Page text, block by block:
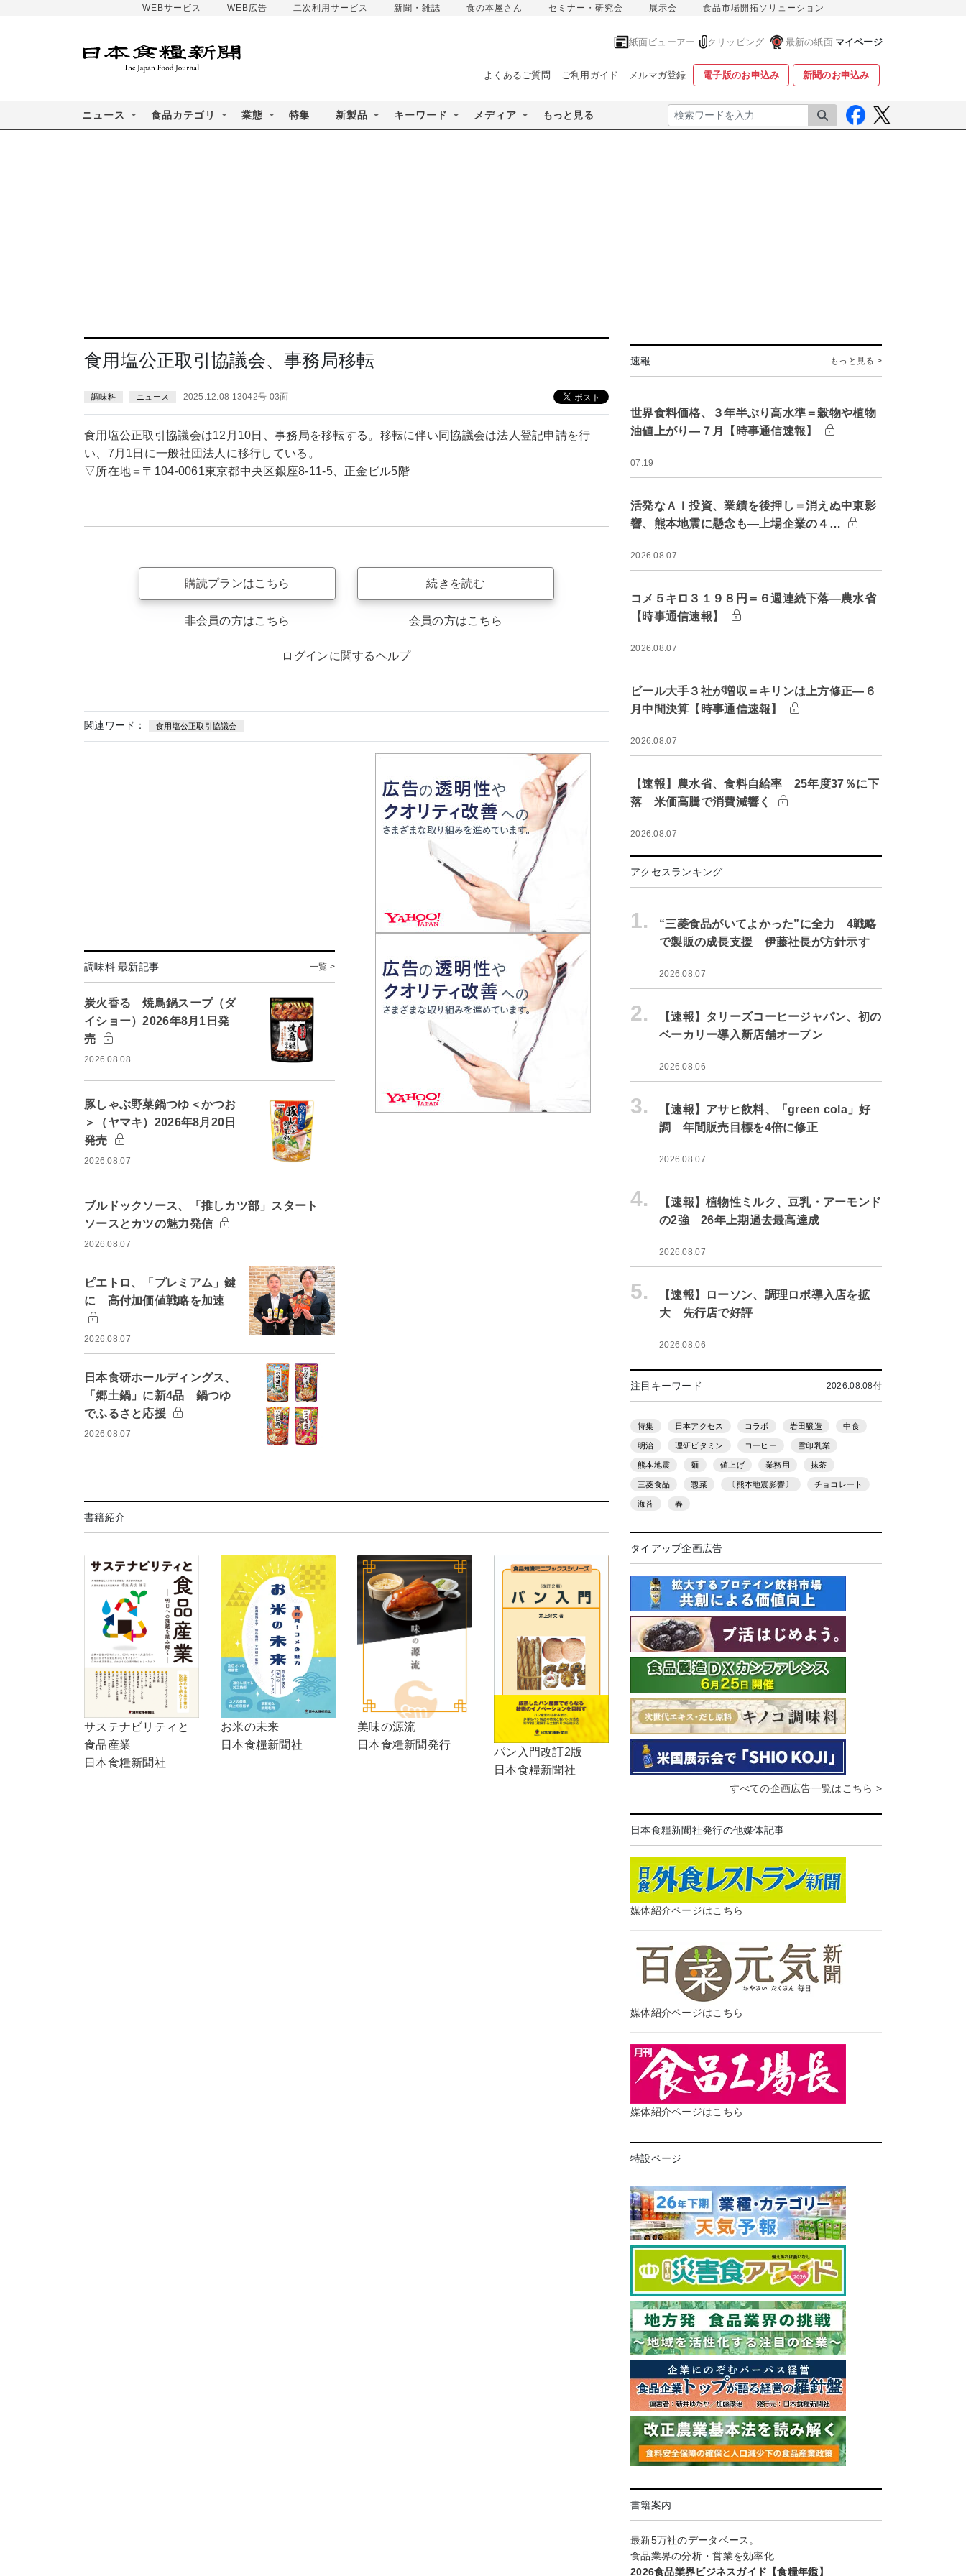
WEBサービス WEB広告 二次利用サービス 新聞・雑誌 食の本屋さん セミナー・研究会 展示会 食品市場開拓ソリューション
紙面ビューアー クリッピング 最新の紙面 マイページ
よくあるご質問 ご利用ガイド メルマガ登録 電子版のお申込み 新聞のお申込み
ニュース 食品カテゴリ 業態 特集 新製品 キーワード メディア もっと見る 検索
食用塩公正取引協議会、事務局移転
調味料 ニュース 2025.12.08 13042号 03面
食用塩公正取引協議会は12月10日、事務局を移転する。移転に伴い同協議会は法人登記申請を行
い、7月1日に一般社団法人に移行している。
▽所在地＝〒104-0061東京都中央区銀座8-11-5、正金ビル5階
購読プランはこちら
非会員の方はこちら
続きを読む
会員の方はこちら
ログインに関するヘルプ
関連ワード： 食用塩公正取引協議会
調味料 最新記事 一覧 >
炭火香る 焼鳥鍋スープ（ダ
イショー）2026年8月1日発
売
2026.08.08
豚しゃぶ野菜鍋つゆ＜かつお
＞（ヤマキ）2026年8月20日
発売
2026.08.07
ブルドックソース、「推しカツ部」スタート
ソースとカツの魅力発信
2026.08.07
ピエトロ、「プレミアム」鍵
に 高付加価値戦略を加速
2026.08.07
日本食研ホールディングス、
「郷土鍋」に新4品 鍋つゆ
でふるさと応援
2026.08.07
書籍紹介
サステナビリティと
食品産業
日本食糧新聞社
お米の未来
日本食糧新聞社
美味の源流
日本食糧新聞発行
パン入門改訂2版
日本食糧新聞社
速報 もっと見る >
世界食料価格、３年半ぶり高水準＝穀物や植物
油値上がり―７月【時事通信速報】
07:19
活発なＡＩ投資、業績を後押し＝消えぬ中東影
響、熊本地震に懸念も―上場企業の４…
2026.08.07
コメ５キロ３１９８円＝６週連続下落―農水省
【時事通信速報】
2026.08.07
ビール大手３社が増収＝キリンは上方修正―６
月中間決算【時事通信速報】
2026.08.07
【速報】農水省、食料自給率 25年度37％に下
落 米価高騰で消費減響く
2026.08.07
アクセスランキング
1.
“三菱食品がいてよかった”に全力 4戦略
で製販の成長支援 伊藤社長が方針示す
2026.08.07
2.
【速報】タリーズコーヒージャパン、初の
ベーカリー導入新店舗オープン
2026.08.06
3.
【速報】アサヒ飲料、「green cola」好
調 年間販売目標を4倍に修正
2026.08.07
4.
【速報】植物性ミルク、豆乳・アーモンド
の2強 26年上期過去最高達成
2026.08.07
5.
【速報】ローソン、調理ロボ導入店を拡
大 先行店で好評
2026.08.06
注目キーワード 2026.08.08付
特集 日本アクセス コラボ 岩田醸造 中食
明治 理研ビタミン コーヒー 雪印乳業
熊本地震 麺 値上げ 業務用 抹茶
三菱食品 惣菜 〔熊本地震影響〕 チョコレート
海苔 春
タイアップ企画広告
すべての企画広告一覧はこちら >
日本食糧新聞社発行の他媒体記事
媒体紹介ページはこちら
媒体紹介ページはこちら
媒体紹介ページはこちら
特設ページ
書籍案内
最新5万社のデータベース。
食品業界の分析・営業を効率化
2026食品業界ビジネスガイド【食糧年鑑】